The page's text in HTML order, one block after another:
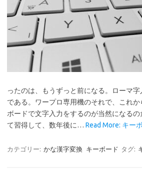
ったのは、もうずっと前になる。ローマ
である。ワープロ専用機のそれで、これ
ボードで文字入力をするのが当然になる
て習得して、数年後に… Read More: キー
カテゴリー: かな漢字変換 キーボード タグ: